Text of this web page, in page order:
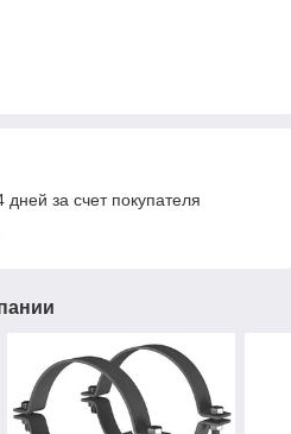
дней за счет покупателя